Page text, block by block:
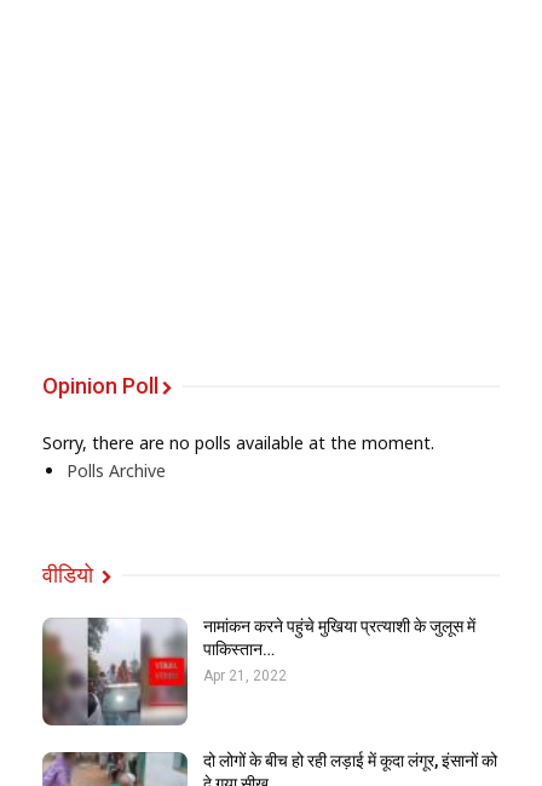
Opinion Poll
Sorry, there are no polls available at the moment.
Polls Archive
वीडियो
नामांकन करने पहुंचे मुखिया प्रत्याशी के जुलूस में
पाकिस्तान…
Apr 21, 2022
दो लोगों के बीच हो रही लड़ाई में कूदा लंगूर, इंसानों को